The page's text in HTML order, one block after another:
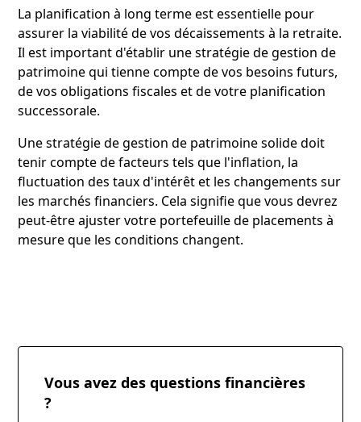
La planification à long terme est essentielle pour
assurer la viabilité de vos décaissements à la retraite.
Il est important d'établir une stratégie de gestion de
patrimoine qui tienne compte de vos besoins futurs,
de vos obligations fiscales et de votre planification
successorale.
Une stratégie de gestion de patrimoine solide doit
tenir compte de facteurs tels que l'inflation, la
fluctuation des taux d'intérêt et les changements sur
les marchés financiers. Cela signifie que vous devrez
peut-être ajuster votre portefeuille de placements à
mesure que les conditions changent.
Vous avez des questions financières
?